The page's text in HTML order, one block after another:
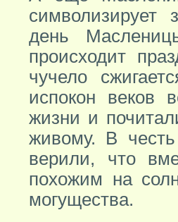
символизирует
день
происходит
чучело
испокон веков
жизни и
живому. В
верили, что
похожим на
могущества.